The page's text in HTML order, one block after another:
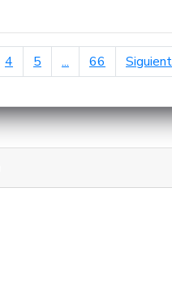
4 5 ... 66